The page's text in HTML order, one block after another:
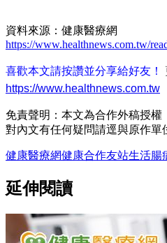
資料來源：健康醫療網
https://www.healthnews.com.tw/
喜歡本文請按讚並分享給好友！
https://www.healthnews.com.tw
免責聲明：本文為合作外稿授
對內文有任何疑問請逕與原作單
健康醫療網健康合作友站生活腸
延伸閱讀